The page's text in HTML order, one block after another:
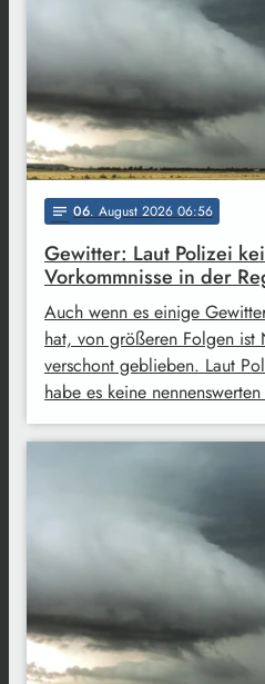
notes 06. August 2026 06:56
Gewitter: Laut Polizei
Vorkommnisse in der
Auch wenn es einige
hat, von größeren Folgen ist
verschont geblieben. Laut
habe es keine